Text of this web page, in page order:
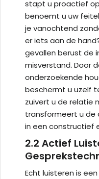
stapt u proactief
benoemt u uw
je vanochtend
er iets aan de
gevallen berust de
misverstand. Door
onderzoekende
beschermt u uzelf
zuivert u de relatie
transformeert u de
in een constructief
2.2 Actief
Echt luisteren is